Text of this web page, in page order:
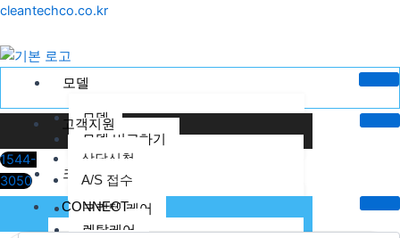
콘
츠
너
기
cleantechco.co.kr
모델
모델
모델 비교하기
크린텍케어
크린텍 케어
렌탈케어
고객지원
상담신청
A/S 접수
1544-
3050
CONNECT
Menu